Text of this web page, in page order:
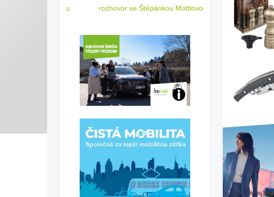
rozhovor se Štěpánkou Mottlovou
Jaké
ženy-
řidičky